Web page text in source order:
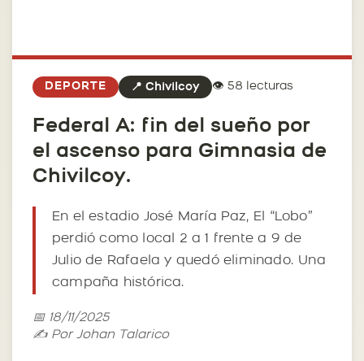
DEPORTE 📍 Chivilcoy 👁️ 58 lecturas
Federal A: fin del sueño por
el ascenso para Gimnasia de
Chivilcoy.
En el estadio José María Paz, El “Lobo”
perdió como local 2 a 1 frente a 9 de
Julio de Rafaela y quedó eliminado. Una
campaña histórica.
📅 18/11/2025
✍️ Por Johan Talarico